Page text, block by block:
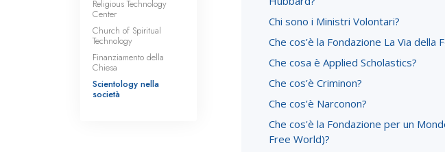
Chi sono i Ministri Volontari?
Che cos’è la Fondazione La Via della
Che cosa è Applied Scholastics?
Che cos’è Criminon?
Che cos’è Narconon?
Che cos'è la Fondazione per un
Free World)?
Religious Technology
Center
Church of Spiritual
Technology
Finanziamento della
Chiesa
Scientology nella
società